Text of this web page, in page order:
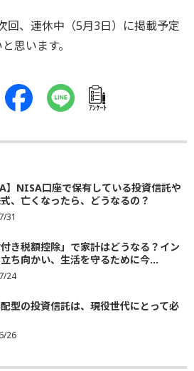
回、連休中（5月3日）に掲載予定
思います。
ｱﾝｹｰﾄ
】NISA口座で保有している投資信託や
、亡くなったら、どうなるの？
31
付き税額控除」で家計はどうなる？イン
ち向かい、生活を守るために今...
24
型の投資信託は、現役世代にとって必
26